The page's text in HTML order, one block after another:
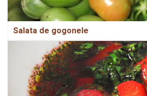
Salata de gogonele